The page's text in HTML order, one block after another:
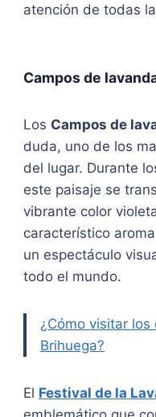
atención de todas
Campos de
Los Campos de
duda, uno de los
del lugar. Durante
este paisaje se
vibrante color
característico
un espectáculo
todo el mundo.
¿Cómo visitar
Brihuega?
El Festival de la